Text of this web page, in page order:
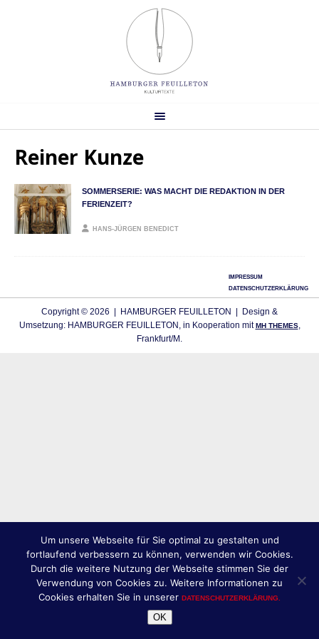
Reiner Kunze
SOMMERSERIE: WAS MACHT DIE REDAKTION IN DER
FERIENZEIT?
HANS-JÜRGEN BENEDICT
IMPRESSUM
DATENSCHUTZERKLÄRUNG
Copyright © 2026 | HAMBURGER FEUILLETON | Design &
Umsetzung: HAMBURGER FEUILLETON, in Kooperation mitMH THEMES,
Frankfurt/M.
Um unsere Webseite für Sie optimal zu gestalten und
fortlaufend verbessern zu können, verwenden wir Cookies.
Durch die weitere Nutzung der Webseite stimmen Sie der
Verwendung von Cookies zu. Weitere Informationen zu
Cookies erhalten Sie in unserer DATENSCHUTZERKLÄRUNG.
OK